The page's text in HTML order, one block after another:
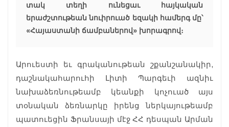
տակ տեղի ունեցաւ հայկական
երաժշտութեան նուիրուած եզակի համերգ մը՝
«Հայաստանի ճամբաներով» խորագրով։
Արուեստի եւ գրականութեան շքանշանակիր,
դաշնակահարուհի Լիտի Պարգեւի ազնիւ
նախաձեռնութեամբ կեանքի կոչուած այս
տօնական ձեռնարկը իրենց ներկայութեամբ
պատուեցին Ֆրանսայի մէջ ՀՀ դեսպան Արման